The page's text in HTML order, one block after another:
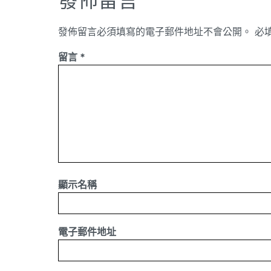
發佈留言必須填寫的電子郵件地址不會公開。 必
留言 *
顯示名稱
電子郵件地址